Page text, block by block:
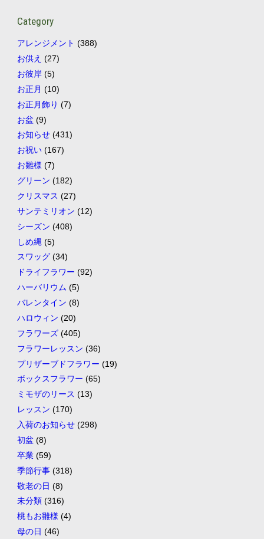
Category
アレンジメント (388)
お供え (27)
お彼岸(5)
お正月 (10)
お正月飾り (7)
お盆 (9)
お知らせ(431)
お祝い(167)
お雛様 (7)
グリーン (182)
クリスマス (27)
サンテミリオン (12)
シーズン (408)
しめ縄 (5)
スワッグ(34)
ドライフラワー (92)
ハーバリウム (5)
バレンタイン (8)
ハロウィン (20)
フラワーズ(405)
フラワーレッスン (36)
プリザーブドフラワー (19)
ボックスフラワー (65)
ミモザのリース (13)
レッスン (170)
入荷のお知らせ(298)
初盆 (8)
卒業(59)
季節行事(318)
敬老の日 (8)
未分類(316)
桃もお雛様 (4)
母の日 (46)